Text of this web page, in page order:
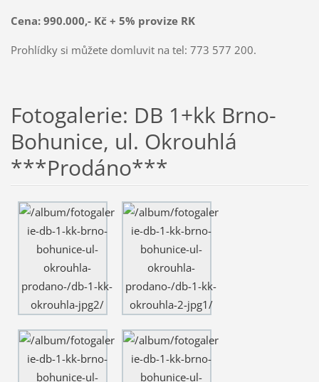
Cena: 990.000,- Kč+ 5% provize RK
Prohlídky si můžete domluvit na tel: 773 577 200.
Fotogalerie: DB 1+kk Brno-
Bohunice, ul. Okrouhlá
***Prodáno***